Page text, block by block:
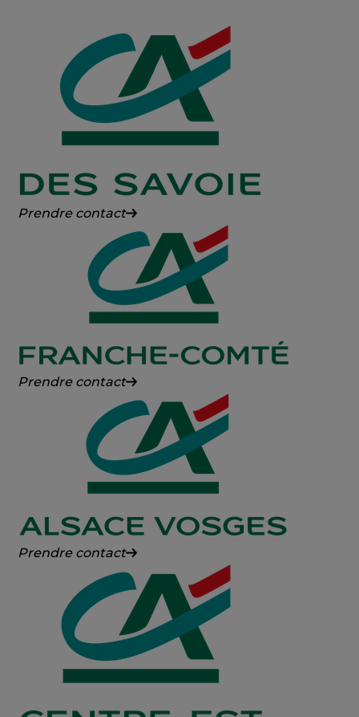
Crédit
Prendre contact
Crédit
Prendre contact
Crédit
Vosges
Prendre contact